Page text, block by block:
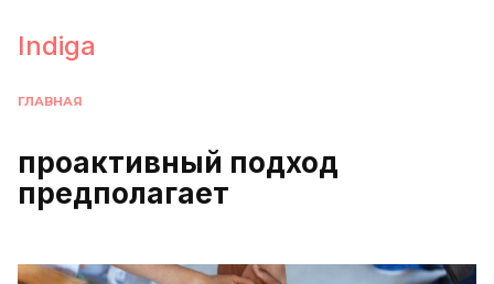
содержанию
Indiga
ГЛАВНАЯ
проактивный подход
предполагает